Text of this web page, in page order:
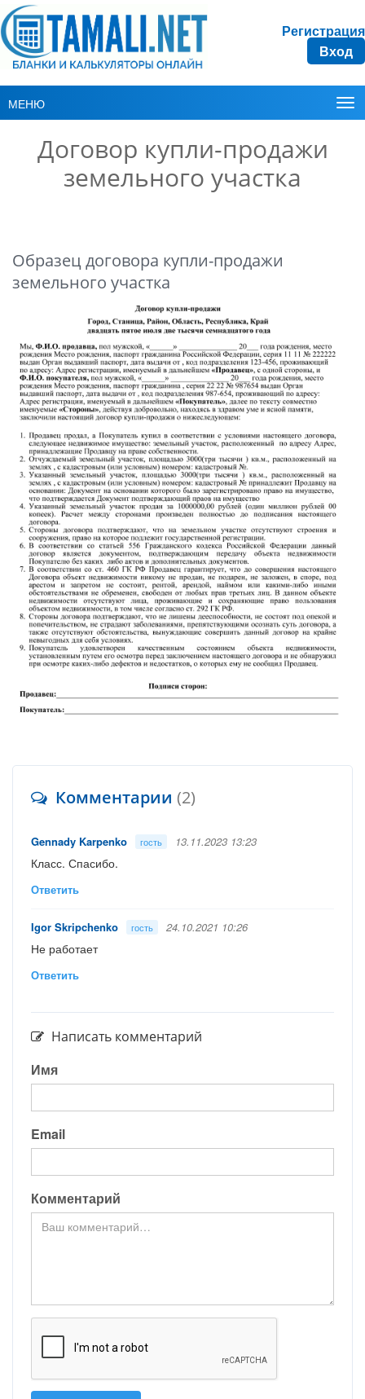
Регистрация
Вход
МЕНЮ
Договор купли-продажи
земельного участка
Образец договора купли-продажи
земельного участка
Комментарии (2)
Gennady Karpenko гость 13.11.2023 13:23
Класс. Спасибо.
Ответить
Igor Skripchenko гость 24.10.2021 10:26
Не работает
Ответить
Написать комментарий
Имя
Email
Комментарий